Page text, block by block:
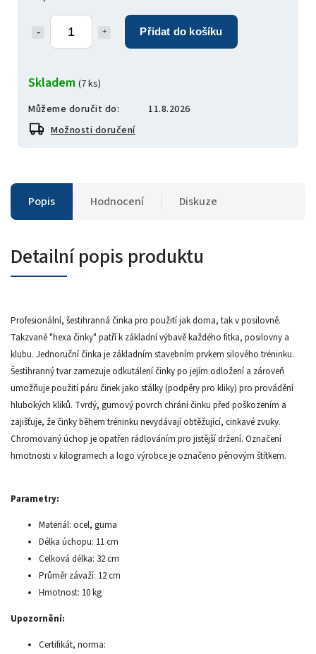
Přidat do košíku
Skladem (7 ks)
Můžeme doručit do:
11.8.2026
Možnosti doručení
Popis Hodnocení Diskuze
Detailní popis produktu
Profesionální, šestihranná činka pro použití jak doma, tak v posilovně.
Takzvané "hexa činky" patří k základní výbavě každého fitka, posilovny a
klubu. Jednoruční činka je základním stavebním prvkem silového tréninku.
Šestihranný tvar zamezuje odkutálení činky po jejím odložení a zároveň
umožňuje použití páru činek jako stálky (podpěry pro kliky) pro provádění
hlubokých kliků. Tvrdý, gumový povrch chrání činku před poškozením a
zajišťuje, že činky během tréninku nevydávají obtěžující, cinkavé zvuky.
Chromovaný úchop je opatřen rádlováním pro jistější držení. Označení
hmotnosti v kilogramech a logo výrobce je označeno pěnovým štítkem.
Parametry:
Materiál: ocel, guma
Délka úchopu: 11 cm
Celková délka: 32 cm
Průměr závaží: 12 cm
Hmotnost: 10 kg
Upozornění:
Certifikát, norma: